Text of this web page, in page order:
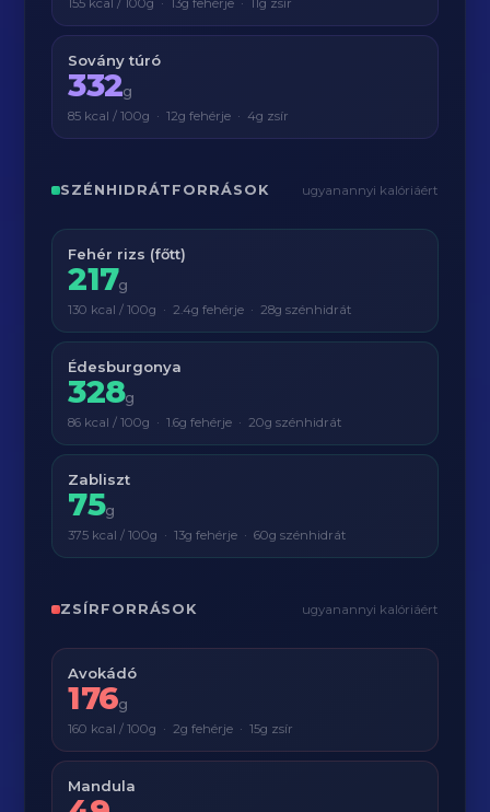
155 kcal / 100g · 13g fehérje · 11g zsír
Sovány túró
332g
85 kcal / 100g · 12g fehérje · 4g zsír
SZÉNHIDRÁTFORRÁSOK ugyanannyi kalóriáért
Fehér rizs (főtt)
217g
130 kcal / 100g · 2.4g fehérje · 28g szénhidrát
Édesburgonya
328g
86 kcal / 100g · 1.6g fehérje · 20g szénhidrát
Zabliszt
75g
375 kcal / 100g · 13g fehérje · 60g szénhidrát
ZSÍRFORRÁSOK ugyanannyi kalóriáért
Avokádó
176g
160 kcal / 100g · 2g fehérje · 15g zsír
Mandula